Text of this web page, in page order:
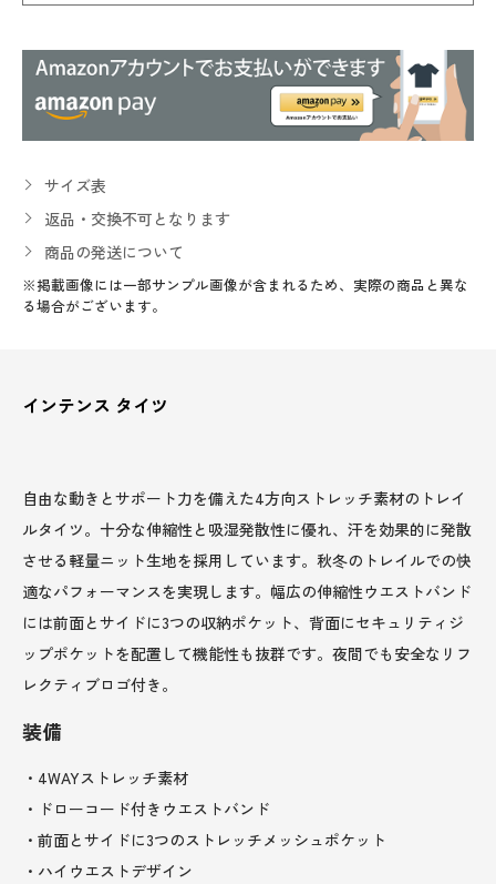
サイズ表
返品・交換不可となります
商品の発送について
※掲載画像には一部サンプル画像が含まれるため、実際の商品と異な
る場合がございます。
インテンス タイツ
自由な動きとサポート力を備えた4方向ストレッチ素材のトレイ
ルタイツ。十分な伸縮性と吸湿発散性に優れ、汗を効果的に発散
させる軽量ニット生地を採用しています。秋冬のトレイルでの快
適なパフォーマンスを実現します。幅広の伸縮性ウエストバンド
には前面とサイドに3つの収納ポケット、背面にセキュリティジ
ップポケットを配置して機能性も抜群です。夜間でも安全なリフ
レクティブロゴ付き。
装備
・4WAYストレッチ素材
・ドローコード付きウエストバンド
・前面とサイドに3つのストレッチメッシュポケット
・ハイウエストデザイン